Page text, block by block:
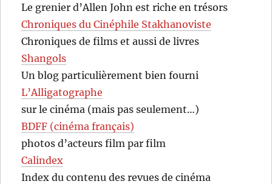
Le grenier d’Allen John est riche en trésors
Chroniques du Cinéphile Stakhanoviste
Chroniques de films et aussi de livres
Shangols
Un blog particulièrement bien fourni
L’Alligatographe
sur le cinéma (mais pas seulement…)
BDFF (cinéma français)
photos d’acteurs film par film
Calindex
Index du contenu des revues de cinéma